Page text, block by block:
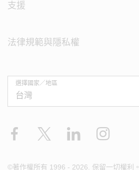
支援
法律規範與隱私權
選擇國家／地區
Facebook LinkedIn
©著作權所有 1996 - 2026. 保留一切權利。